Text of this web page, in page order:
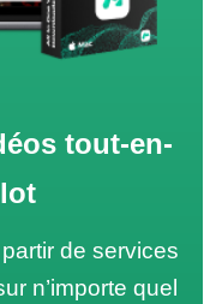
tout-en-
de services
n’importe quel